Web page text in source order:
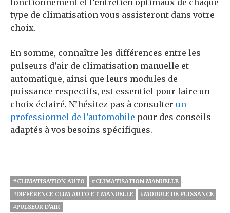
type de climatisation vous assisteront dans votre
choix.
En somme, connaître les différences entre les
pulseurs d’air de climatisation manuelle et
automatique, ainsi que leurs modules de
puissance respectifs, est essentiel pour faire un
choix éclairé. N’hésitez pas à consulter un
professionnel de l’automobile pour des conseils
adaptés à vos besoins spécifiques.
#CLIMATISATION AUTO
#CLIMATISATION MANUELLE
#DIFFÉRENCE CLIM AUTO ET MANUELLE
#MODULE DE PUISSANCE
#PULSEUR D'AIR